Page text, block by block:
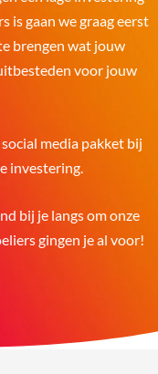
is gaan we graag eerst
brengen wat jouw
voor jouw
media pakket bij
investering.
bij je langs om onze
gingen je al voor!